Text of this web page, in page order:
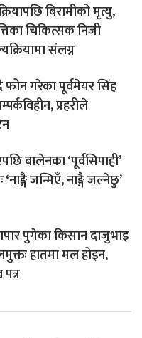
बिरामीको मृत्यु,
चिकित्सक निजी
संलग्न
फोन गरेका पूर्वमेयर सिंह
प्रहरीले
बालेनका ‘पूर्वसिपाही’
जन्मिएँ, नाङ्गै जल्नेछु’
पुगेका किसान दाजुभाइ
हातमा मल होइन,